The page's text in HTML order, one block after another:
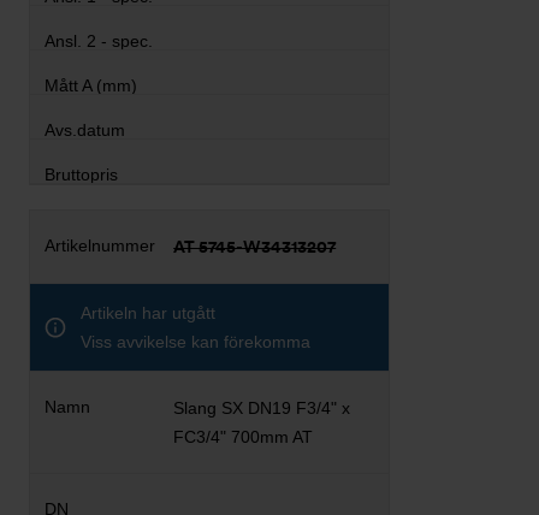
AT 5745-W34313207
Artikeln har utgått
Viss avvikelse kan förekomma
Slang SX DN19 F3/4" x
FC3/4" 700mm AT